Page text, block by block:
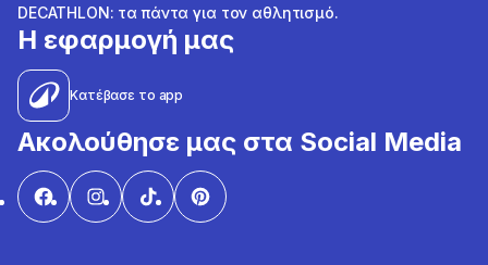
DECATHLON: τα πάντα για τον αθλητισμό.
Η εφαρμογή μας
Κατέβασε το app
Ακολούθησε μας στα Social Media